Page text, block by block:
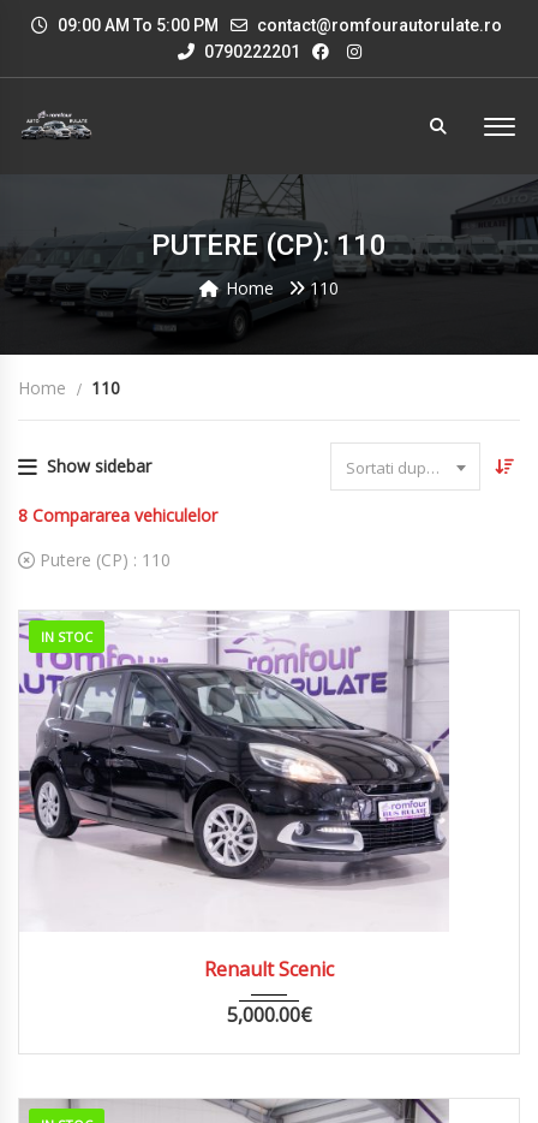
09:00 AM To 5:00 PM
contact@romfourautorulate.ro
0790222201
PUTERE (CP): 110
Home 110
Home 110
Show sidebar Sortati dupa data
8 Compararea vehiculelor
Putere (CP) : 110
IN STOC
Renault Scenic
5,000.00€